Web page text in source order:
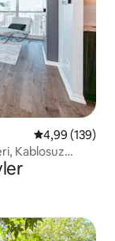
5 üzerinden
4,99 (139)
Kablosuz